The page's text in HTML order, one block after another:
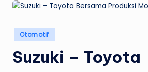
Posted
in
Otomotif
Suzuki – Toyota